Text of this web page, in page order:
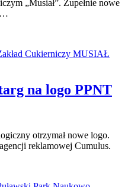
„Musiał”. Zupełnie nowe
Cukierniczy MUSIAŁ
na logo PPNT
otrzymał nowe logo.
reklamowej Cumulus.